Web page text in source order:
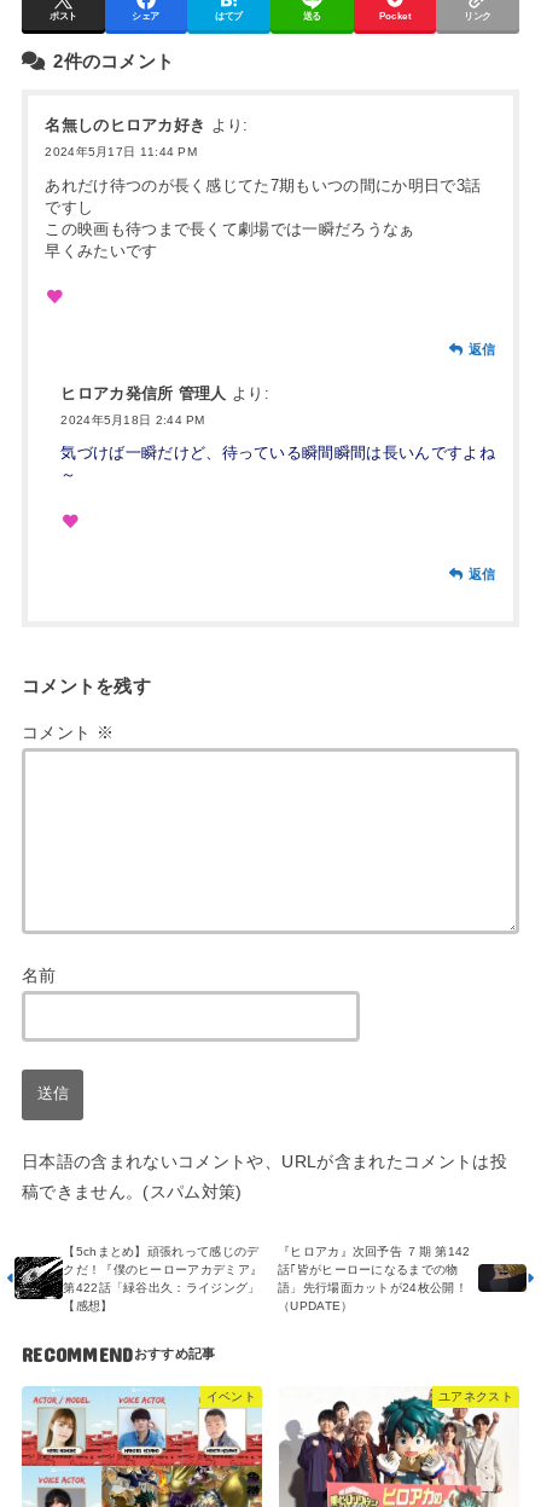
ポスト シェア はてブ 送る Pocket リンク
2件のコメント
名無しのヒロアカ好き より:
2024年5月17日 11:44 PM
あれだけ待つのが長く感じてた7期もいつの間にか明日で3話
ですし
この映画も待つまで長くて劇場では一瞬だろうなぁ
早くみたいです
返信
ヒロアカ発信所 管理人 より:
2024年5月18日 2:44 PM
気づけば一瞬だけど、待っている瞬間瞬間は長いんですよね
～
返信
コメントを残す
コメント ※
名前
日本語の含まれないコメントや、URLが含まれたコメントは投
稿できません。(スパム対策)
『ヒロアカ』次回予告 ７期 第142
話｢皆がヒーローになるまでの物
語」先行場面カットが24枚公開！
（UPDATE）
【5chまとめ】頑張れって感じのデ
クだ！『僕のヒーローアカデミア』
第422話「緑谷出久：ライジング」
【感想】
RECOMMEND
イベント ユアネクスト